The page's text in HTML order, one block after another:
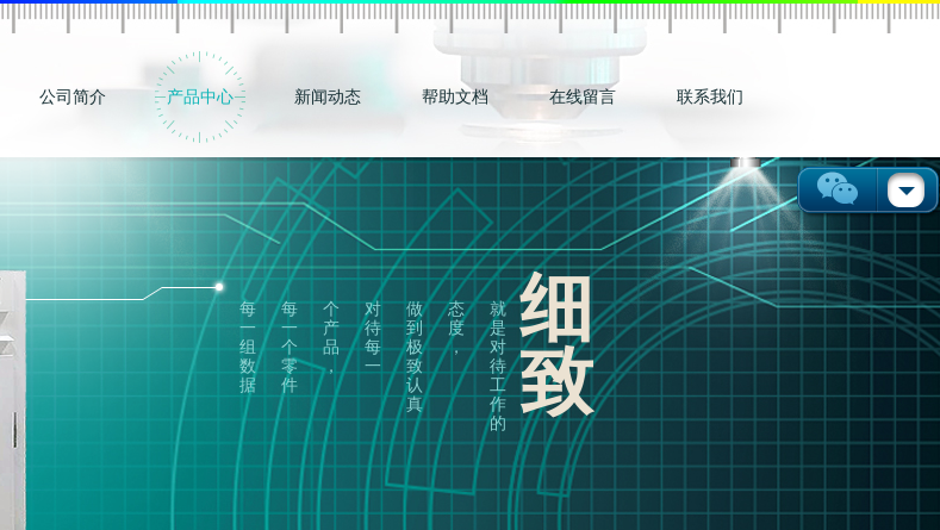
公司简介 产品中心 新闻动态 帮助文档 在线留言 联系我们
就
是
对
待
工
作
的
态
度
，
个
产
品
，
对
待
每
一
做
到
极
致
认
真
每
一
个
零
件
细
致
每
一
组
数
据